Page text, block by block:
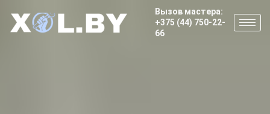
Вызов мастера:
+375 (44) 750-22-
66